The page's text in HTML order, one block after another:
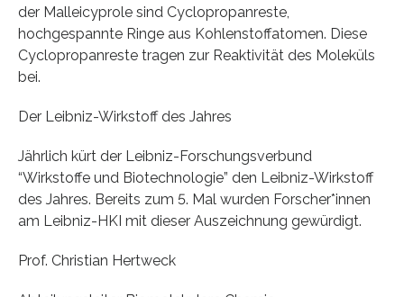
der Malleicyprole sind Cyclopropanreste,
hochgespannte Ringe aus Kohlenstoffatomen. Diese
Cyclopropanreste tragen zur Reaktivität des Moleküls
bei.
Der Leibniz-Wirkstoff des Jahres
Jährlich kürt der Leibniz-Forschungsverbund
“Wirkstoffe und Biotechnologie” den Leibniz-Wirkstoff
des Jahres. Bereits zum 5. Mal wurden Forscher*innen
am Leibniz-HKI mit dieser Auszeichnung gewürdigt.
Prof. Christian Hertweck